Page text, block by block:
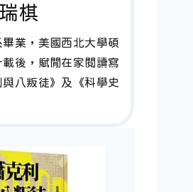
棋
業，美國西北大學碩
後，賦閒在家閱讀寫
八叛徒》及《科學史